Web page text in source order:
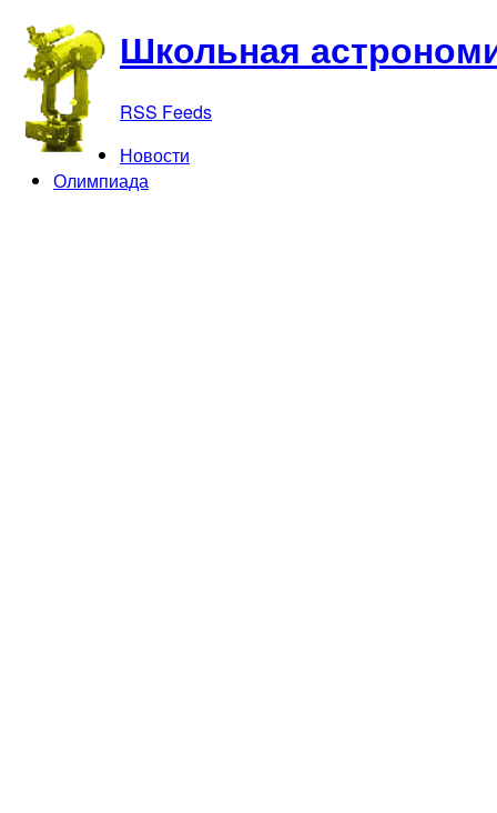
Школьная
RSS Feeds
Новости
Олимпиада